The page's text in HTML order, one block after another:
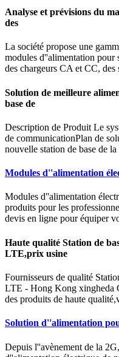
Analyse et prévisions du
des
La société propose une
modules d''alimentation pour
des chargeurs CA et CC, des
Solution de meilleure
base de
Description de Produit Le
de communicationPlan de
nouvelle station de base de
Modules d''alimentation
Modules d''alimentation
produits pour les
devis en ligne pour équiper
Haute qualité Station de
LTE,prix usine
Fournisseurs de qualité
LTE - Hong Kong xingheda
des produits de haute
Solution d''alimentation
Depuis l''avènement de la